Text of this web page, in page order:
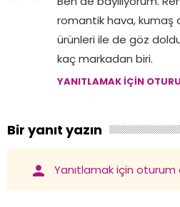
romantik hava, kumaş
ürünleri ile de göz
kaç markadan biri.
YANITLAMAK IÇIN
Bir yanıt yazın
person Yanıtlamak için oturum